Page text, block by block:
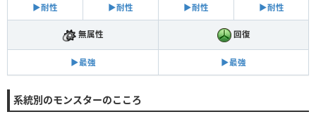
▶︎耐性
▶︎耐性
▶︎耐性
▶︎耐性
無属性 回復
▶︎最強 ▶︎最強
系統別のモンスターのこころ